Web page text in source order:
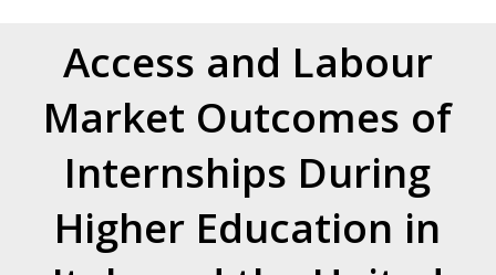
Access and Labour
Market Outcomes of
Internships During
Higher Education in